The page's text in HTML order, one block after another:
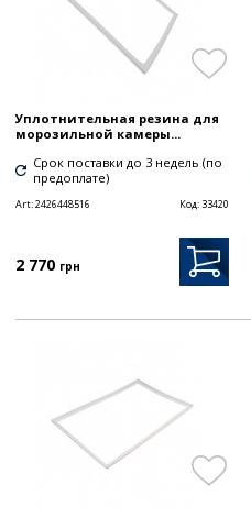
Уплотнительная резина для
морозильной камеры...
Срок поставки до 3 недель (по
предоплате)
Art:2426448516 Код: 33420
2 770 грн